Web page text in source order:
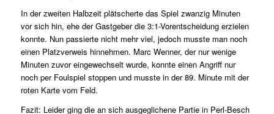
In der zweiten Halbzeit plätscherte das Spiel zwanzig Minuten
vor sich hin, ehe der Gastgeber die 3:1-Vorentscheidung erzielen
konnte. Nun passierte nicht mehr viel, jedoch musste man noch
einen Platzverweis hinnehmen. Marc Wenner, der nur wenige
Minuten zuvor eingewechselt wurde, konnte einen Angriff nur
noch per Foulspiel stoppen und musste in der 89. Minute mit der
roten Karte vom Feld.
Fazit: Leider ging die an sich ausgeglichene Partie in Perl-Besch